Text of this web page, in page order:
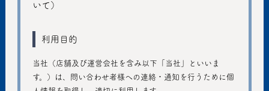
いて）
利用目的
当社（店舗及び運営会社を含み以下「当社」といいま
す。）は、問い合わせ者様への連絡・通知を行うために個